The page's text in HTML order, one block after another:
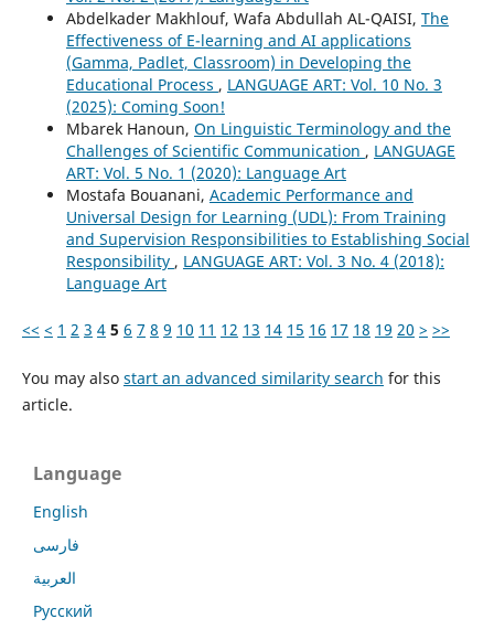
Abdelkader Makhlouf, Wafa Abdullah AL-QAISI, The
Effectiveness of E-learning and AI applications
(Gamma, Padlet, Classroom) in Developing the
Educational Process , LANGUAGE ART: Vol. 10 No. 3
(2025): Coming Soon!
Mbarek Hanoun, On Linguistic Terminology and the
Challenges of Scientific Communication , LANGUAGE
ART: Vol. 5 No. 1 (2020): Language Art
Mostafa Bouanani, Academic Performance and
Universal Design for Learning (UDL): From Training
and Supervision Responsibilities to Establishing Social
Responsibility , LANGUAGE ART: Vol. 3 No. 4 (2018):
Language Art
<< < 1 2 3 4 5 6 7 8 9 10 11 12 13 14 15 16 17 18 19 20 > >>
You may also start an advanced similarity search for this
article.
Language
English
فارسی
العربية
Русский